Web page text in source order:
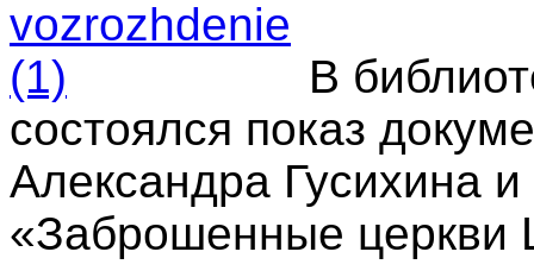
В
состоялся показ
Александра Гусихина
«Заброшенные церкви